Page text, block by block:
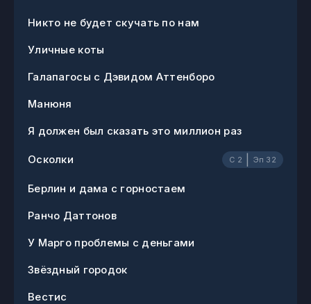
Никто не будет скучать по нам
Уличные коты
Галапагосы с Дэвидом Аттенборо
Манюня
Я должен был сказать это миллион раз
Осколки C 2 Эп 32
Берлин и дама с горностаем
Ранчо Даттонов
У Марго проблемы с деньгами
Звёздный городок
Вестис